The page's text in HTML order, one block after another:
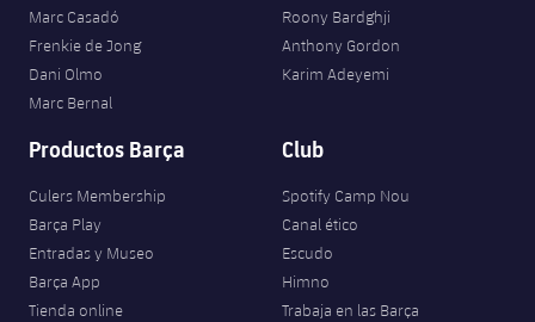
Marc Casadó
Frenkie de Jong
Dani Olmo
Marc Bernal
Roony Bardghji
Anthony Gordon
Karim Adeyemi
Productos Barça
Culers Membership
Barça Play
Entradas y Museo
Barça App
Tienda online
Club
Spotify Camp Nou
Canal ético
Escudo
Himno
Trabaja en las Barça